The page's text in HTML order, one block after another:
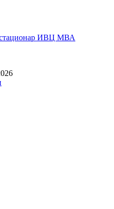
стационар ИВЦ МВА